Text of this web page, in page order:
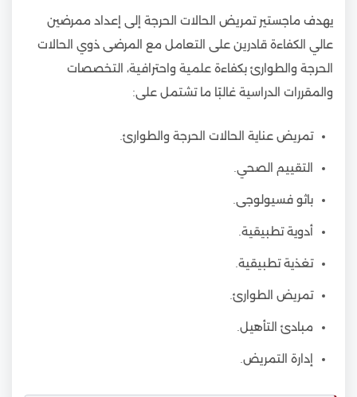
يهدف ماجستير تمريض الحالات الحرجة إلى إعداد ممرضين
عالي الكفاءة قادرين على التعامل مع المرضى ذوي الحالات
الحرجة والطوارئ بكفاءة علمية واحترافية، التخصصات
والمقررات الدراسية غالبًا ما تشتمل على:
تمريض عناية الحالات الحرجة والطوارئ.
التقييم الصحي.
باثو فسيولوجى.
أدوية تطبيقية.
تغذية تطبيقية.
تمريض الطوارئ.
مبادئ التأهيل.
إدارة التمريض.